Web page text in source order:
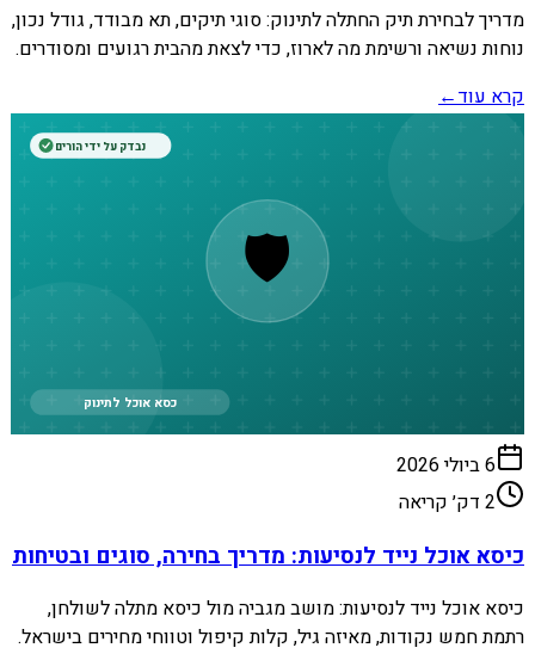
מדריך לבחירת תיק החתלה לתינוק: סוגי תיקים, תא מבודד, גודל נכון,
נוחות נשיאה ורשימת מה לארוז, כדי לצאת מהבית רגועים ומסודרים.
קרא עוד←
🛡️
כסא אוכל לתינוק
נבדק על ידי הורים
6 ביולי 2026
2 דק׳ קריאה
כיסא אוכל נייד לנסיעות: מדריך בחירה, סוגים ובטיחות
כיסא אוכל נייד לנסיעות: מושב מגביה מול כיסא מתלה לשולחן,
רתמת חמש נקודות, מאיזה גיל, קלות קיפול וטווחי מחירים בישראל.